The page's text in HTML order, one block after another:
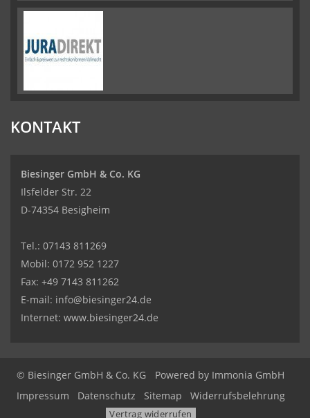
KONTAKT
Biesinger GmbH & Co. KG
Ilsfelder Str. 22
D-74354 Besigheim
Tel.: 07143 811269
Mobil: 0172 952 1227
Fax: +49 7143 811262
E-mail: info@biesinger24.de
Internet: www.biesinger24.de
© Biesinger GmbH & Co. KG Powered by Immonia GmbH
Impressum
Datenschutz Sitemap Widerrufsbelehrung
Vertrag widerrufen